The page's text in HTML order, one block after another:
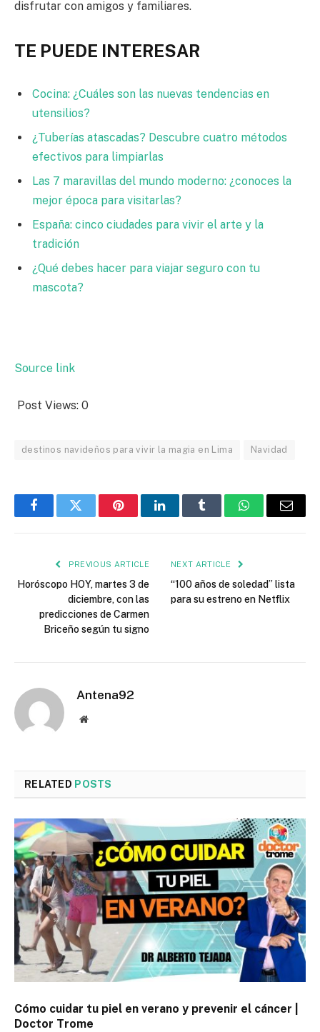
disfrutar con amigos y familiares.
TE PUEDE INTERESAR
Cocina: ¿Cuáles son las nuevas tendencias en
utensilios?
¿Tuberías atascadas? Descubre cuatro métodos
efectivos para limpiarlas
Las 7 maravillas del mundo moderno: ¿conoces la
mejor época para visitarlas?
España: cinco ciudades para vivir el arte y la
tradición
¿Qué debes hacer para viajar seguro con tu
mascota?
Source link
Post Views: 0
destinos navideños para vivir la magia en Lima Navidad
FacebookTwitter PinterestLinkedInTumblr WhatsAppEmail
PREVIOUS ARTICLE
Horóscopo HOY, martes 3 de
diciembre, con las
predicciones de Carmen
Briceño según tu signo
NEXT ARTICLE
“100 años de soledad” lista
para su estreno en Netflix
Antena92
Website
RELATED POSTS
Cómo cuidar tu piel en verano y prevenir el cáncer |
Doctor Trome